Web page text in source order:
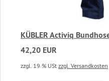
KÜBLER Activiq
42,20 EUR
zzgl. 19 % USt zzgl. Versandkosten